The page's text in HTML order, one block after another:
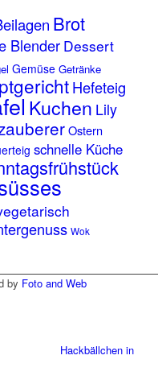
Brot
Blender Dessert
Gemüse Getränke
Hefeteig
Kuchen Lily
Ostern
schnelle Küche
Wok
by Foto and Web
Hackbällchen in